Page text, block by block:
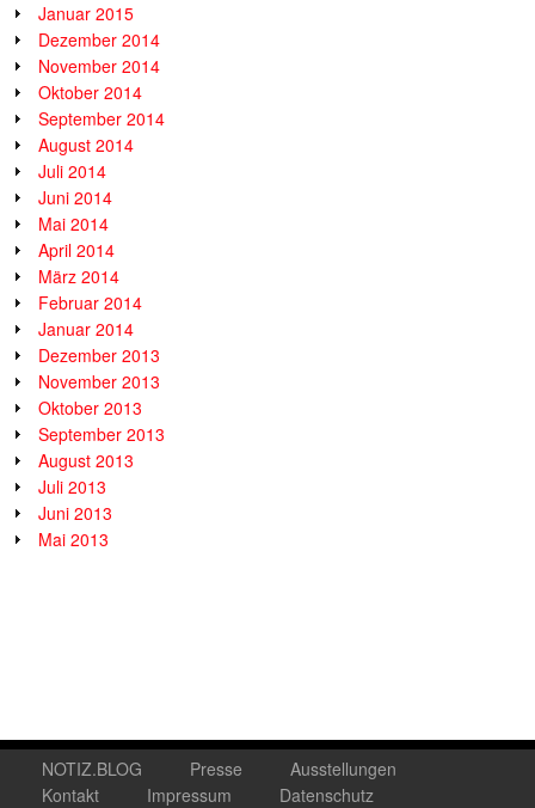
Januar 2015
Dezember 2014
November 2014
Oktober 2014
September 2014
August 2014
Juli 2014
Juni 2014
Mai 2014
April 2014
März 2014
Februar 2014
Januar 2014
Dezember 2013
November 2013
Oktober 2013
September 2013
August 2013
Juli 2013
Juni 2013
Mai 2013
NOTIZ.BLOG Presse
Ausstellungen
Kontakt
Impressum Datenschutz